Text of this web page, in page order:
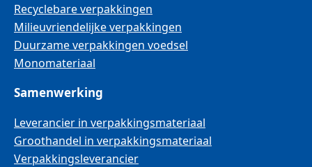
Recyclebare verpakkingen
Milieuvriendelijke verpakkingen
Duurzame verpakkingen voedsel
Monomateriaal
Samenwerking
Leverancier in verpakkingsmateriaal
Groothandel in verpakkingsmateriaal
Verpakkingsleverancier